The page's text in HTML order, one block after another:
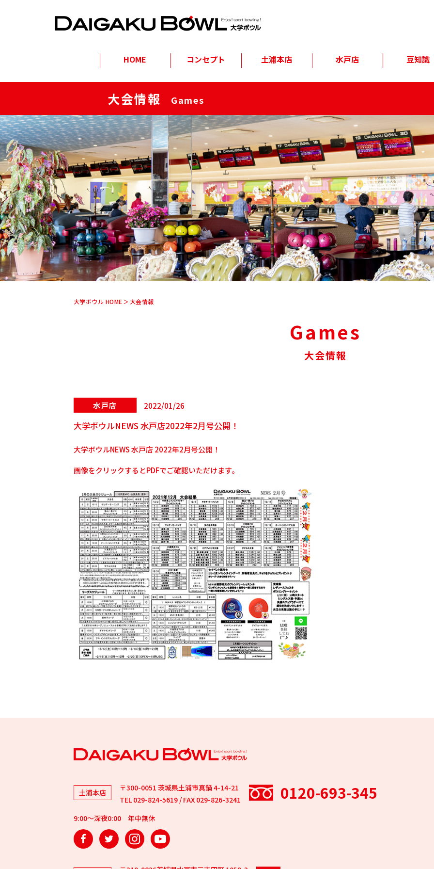
HOME コンセプト 土浦本店 水戸店 豆知識
大会情報 Games
大学ボウル HOME 大会情報
Games
大会情報
水戸店 2022/01/26
大学ボウルNEWS 水戸店2022年2月号公開！
大学ボウルNEWS 水戸店 2022年2月号公開！
画像をクリックするとPDFでご確認いただけます。
土浦本店
〒300-0051 茨城県土浦市真鍋 4-14-21
TEL 029-824-5619 / FAX 029-826-3241
0120-693-345
9:00～深夜0:00 年中無休
Facebook Twitter Instagram